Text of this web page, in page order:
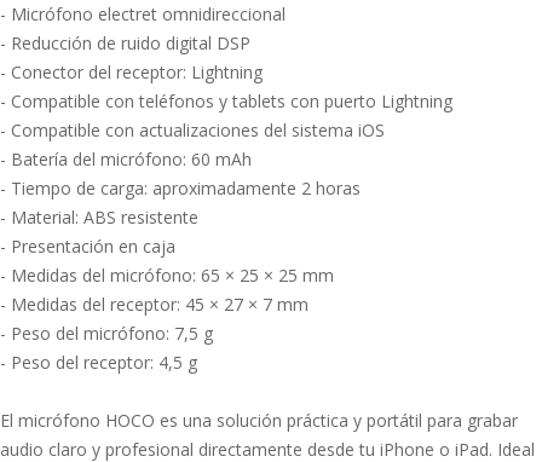
- Micrófono electret omnidireccional
- Reducción de ruido digital DSP
- Conector del receptor: Lightning
- Compatible con teléfonos y tablets con puerto Lightning
- Compatible con actualizaciones del sistema iOS
- Batería del micrófono: 60 mAh
- Tiempo de carga: aproximadamente 2 horas
- Material: ABS resistente
- Presentación en caja
- Medidas del micrófono: 65 × 25 × 25 mm
- Medidas del receptor: 45 × 27 × 7 mm
- Peso del micrófono: 7,5 g
- Peso del receptor: 4,5 g
El micrófono HOCO es una solución práctica y portátil para grabar
audio claro y profesional directamente desde tu iPhone o iPad. Ideal